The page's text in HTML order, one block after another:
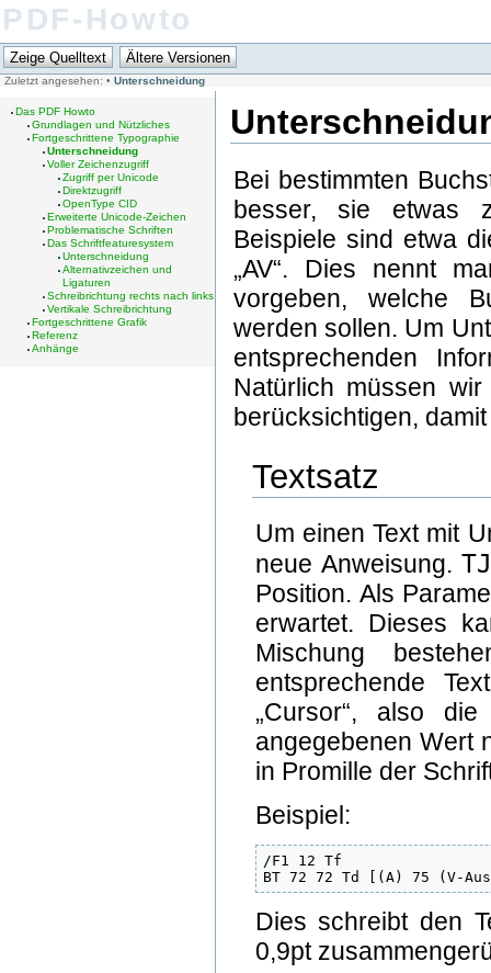
PDF-Howto
Zuletzt angesehen: • Unterschneidung
Das PDF Howto
Grundlagen und Nützliches
Fortgeschrittene Typographie
Unterschneidung
Voller Zeichenzugriff
Zugriff per Unicode
Direktzugriff
OpenType CID
Erweiterte Unicode-Zeichen
Problematische Schriften
Das Schriftfeaturesystem
Unterschneidung
Alternativzeichen und
Ligaturen
Schreibrichtung rechts nach links
Vertikale Schreibrichtung
Fortgeschrittene Grafik
Referenz
Anhänge
Bei bestimmten
besser, sie etwas
Beispiele sind etwa
„AV“. Dies nennt
vorgeben, welche
werden sollen. Um
entsprechenden
Natürlich müssen
berücksichtigen,
Textsatz
Um einen Text mit
neue Anweisung.
Position. Als
erwartet. Dieses
Mischung
entsprechende
„Cursor“, also
angegebenen Wert
in Promille der
Beispiel:
/F1 12 Tf
BT 72 72 Td [(A) 75 (V-
Dies schreibt den
0,9pt